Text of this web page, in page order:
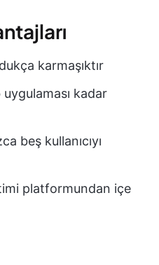
karmaşıktır
kadar
beş kullanıcıyı
platformundan içe